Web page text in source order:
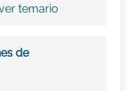
temario
de